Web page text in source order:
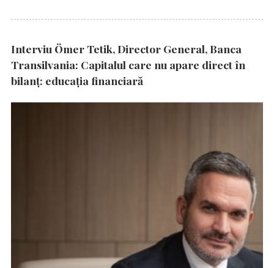
Interviu Ömer Tetik, Director General, Banca
Transilvania: Capitalul care nu apare direct în
bilanț: educația financiară